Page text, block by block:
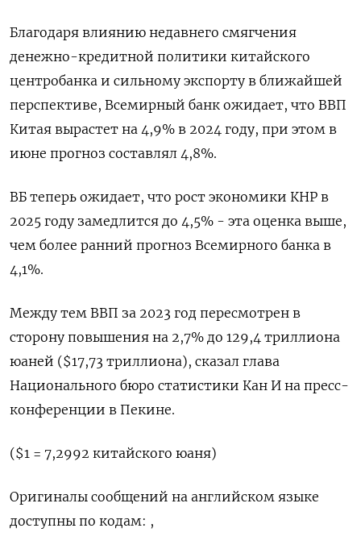
Благодаря влиянию недавнего смягчения
денежно-кредитной политики китайского
центробанка и сильному экспорту в ближайшей
перспективе, Всемирный банк ожидает, что ВВП
Китая вырастет на 4,9% в 2024 году, при этом в
июне прогноз составлял 4,8%.
ВБ теперь ожидает, что рост экономики КНР в
2025 году замедлится до 4,5% - эта оценка выше,
чем более ранний прогноз Всемирного банка в
4,1%.
Между тем ВВП за 2023 год пересмотрен в
сторону повышения на 2,7% до 129,4 триллиона
юаней ($17,73 триллиона), сказал глава
Национального бюро статистики Кан И на пресс-
конференции в Пекине.
($1 = 7,2992 китайского юаня)
Оригиналы сообщений на английском языке
доступны по кодам: ,